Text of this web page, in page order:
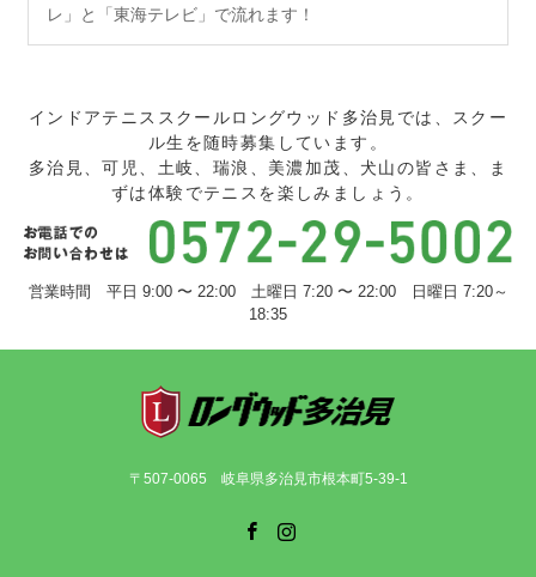
レ」と「東海テレビ」で流れます！
インドアテニススクールロングウッド多治見では、スクー
ル生を随時募集しています。
多治見、可児、土岐、瑞浪、美濃加茂、犬山の皆さま、ま
ずは体験でテニスを楽しみましょう。
営業時間 平日 9:00 〜 22:00 土曜日 7:20 〜 22:00 日曜日 7:20～
18:35
〒507-0065 岐阜県多治見市根本町5-39-1